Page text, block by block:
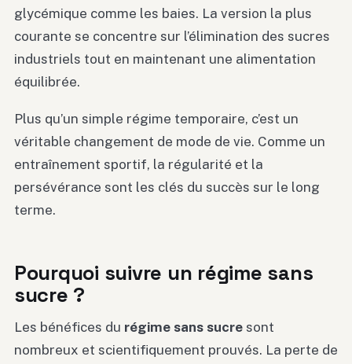
glycémique comme les baies. La version la plus
courante se concentre sur l’élimination des sucres
industriels tout en maintenant une alimentation
équilibrée.
Plus qu’un simple régime temporaire, c’est un
véritable changement de mode de vie. Comme un
entraînement sportif, la régularité et la
persévérance sont les clés du succès sur le long
terme.
Pourquoi suivre un régime sans
sucre ?
Les bénéfices du régime sans sucre sont
nombreux et scientifiquement prouvés. La perte de